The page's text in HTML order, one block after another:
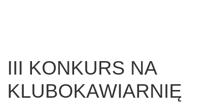
III KONKURS NA
KLUBOKAWIARNIĘ